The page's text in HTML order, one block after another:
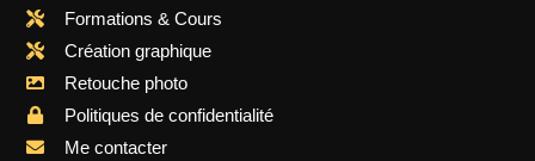
Formations & Cours
Création graphique
Retouche photo
Politiques de confidentialité
Me contacter